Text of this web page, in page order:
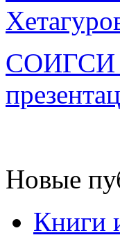
Новые
Книги